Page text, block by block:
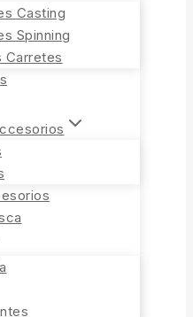
Casting
Spinning
Carretes